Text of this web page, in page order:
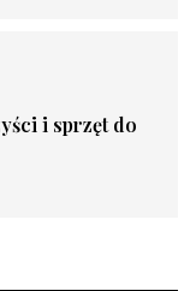
i sprzęt do